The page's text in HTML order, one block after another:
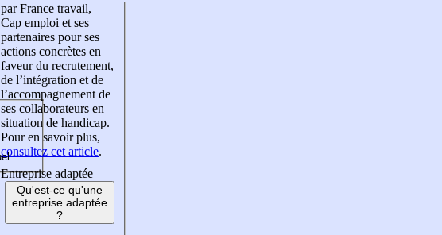
par France travail,
Cap emploi et ses
partenaires pour ses
actions concrètes en
faveur du recrutement,
de l’intégration et de
l’accompagnement de
ses collaborateurs en
situation de handicap.
Pour en savoir plus,
consultez cet article.
Entreprise adaptée
Qu'est-ce qu'une
entreprise adaptée
?